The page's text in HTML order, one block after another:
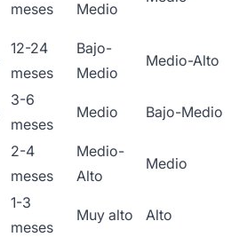
meses
Medio
12-24
meses
Bajo-
Medio
Medio-Alto
3-6
meses
Medio Bajo-Medio
2-4
meses
Medio-
Alto
Medio
1-3
meses
Muy alto Alto